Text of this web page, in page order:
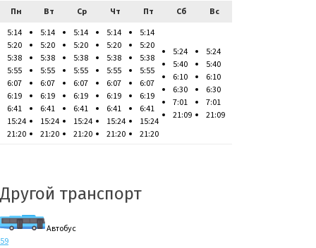
Пн
Вт Ср Чт Пт Сб
Вс
5:14
5:20
5:38
5:55
6:07
6:19
6:41
15:24
21:20
5:14
5:20
5:38
5:55
6:07
6:19
6:41
15:24
21:20
5:14
5:20
5:38
5:55
6:07
6:19
6:41
15:24
21:20
5:14
5:20
5:38
5:55
6:07
6:19
6:41
15:24
21:20
5:14
5:20
5:38
5:55
6:07
6:19
6:41
15:24
21:20
5:24
5:40
6:10
6:30
7:01
21:09
5:24
5:40
6:10
6:30
7:01
21:09
Другой транспорт
Автобус
59